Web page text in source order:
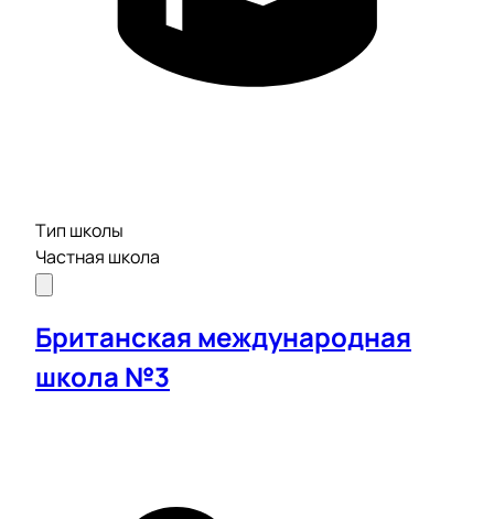
Тип школы
Частная школа
Британская международная
школа №3